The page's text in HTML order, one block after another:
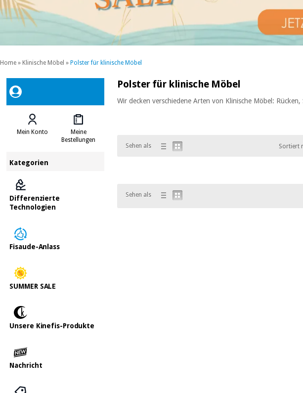
Home » Klinische Möbel » Polster für klinische Möbel
Mein Konto
Meine
Bestellungen
Kategorien
Differenzierte
Technologien
Fisaude-Anlass
SUMMER SALE
Unsere Kinefis-Produkte
Nachricht
Polster für klinische Möbel
Wir decken verschiedene Arten von Klinische Möbel:
Sehen als Sortiert
Sehen als